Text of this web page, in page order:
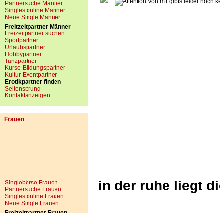
Partnersuche Männer
Singles online Männer
Neue Single Männer
Freitzeitpartner Männer
Freizeitpartner suchen
Sportpartner
Urlaubspartner
Hobbypartner
Tanzpartner
Kurse-Bildungspartner
Kultur-Eventpartner
Erotikpartner finden
Seitensprung
Kontaktanzeigen
Frauen
Singlebörse Frauen
Partnersuche Frauen
Singles online Frauen
Neue Single Frauen
Von mir gibts leider noch
in der ruhe liegt